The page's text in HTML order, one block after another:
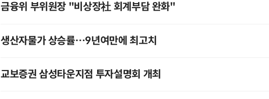
금융위 부위원장 "비상장社 회계부담 완화"
생산자물가 상승률…9년여만에 최고치
교보증권 삼성타운지점 투자설명회 개최